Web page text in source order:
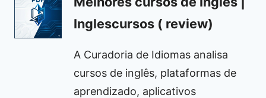
Inglescursos ( review)
A Curadoria de Idiomas analisa
cursos de inglês, plataformas de
aprendizado, aplicativos